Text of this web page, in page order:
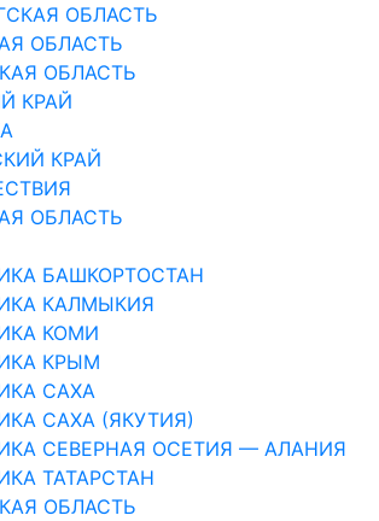
ОБЛАСТЬ
ОБЛАСТЬ
ОБЛАСТЬ
КРАЙ
КРАЙ
ОБЛАСТЬ
БАШКОРТОСТАН
КАЛМЫКИЯ
КОМИ
КРЫМ
САХА
САХА (ЯКУТИЯ)
СЕВЕРНАЯ ОСЕТИЯ — АЛАНИЯ
ТАТАРСТАН
ОБЛАСТЬ